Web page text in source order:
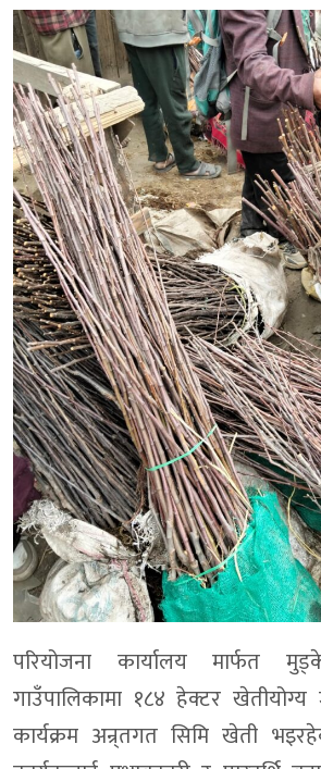
परियोजना कार्यालय मार्फत
गाउँपालिकामा १८४ हेक्टर
कार्यक्रम अन्र्तगत सिमि खेती